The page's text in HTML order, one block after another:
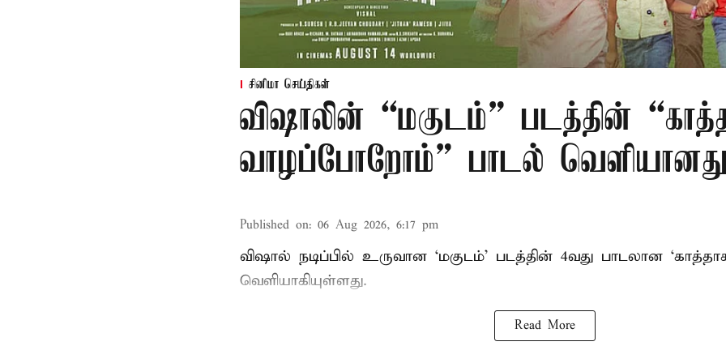
சினிமா செய்திகள்
விஷாலின் “மகுடம்” படத்தின்
வாழப்போறோம்” பாடல்
Published on: 06 Aug 2026, 6:17 pm
விஷால் நடிப்பில் உருவான ‘மகுடம்’ படத்தின் 4வது பாடலான
வெளியாகியுள்ளது.
Read More